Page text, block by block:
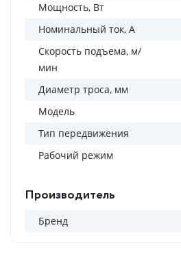
Мощность, Вт
Номинальный ток, А
Скорость подъема, м/
мин
Диаметр троса, мм
Модель
Тип передвижения
Рабочий режим
Производитель
Бренд